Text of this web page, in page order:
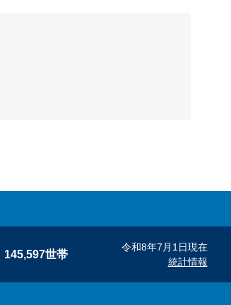
145,597世帯
令和8年7月1日現在
統計情報